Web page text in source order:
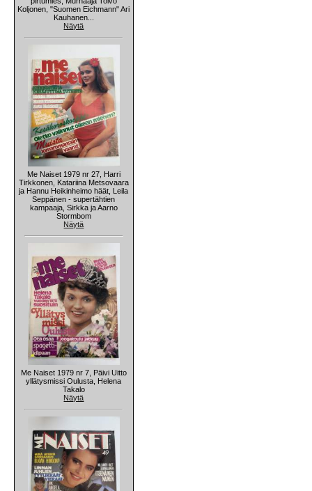
Koljonen, "Suomen Eichmann" Ari
Kauhanen...
Näytä
Me Naiset 1979 nr 27, Harri
Tirkkonen, Katariina Metsovaara
ja Hannu Heikinheimo häät, Leila
Seppänen - supertähtien
kampaaja, Sirkka ja Aarno
Stormbom
Näytä
Me Naiset 1979 nr 7, Päivi Uitto
yllätysmissi Oulusta, Helena
Takalo
Näytä